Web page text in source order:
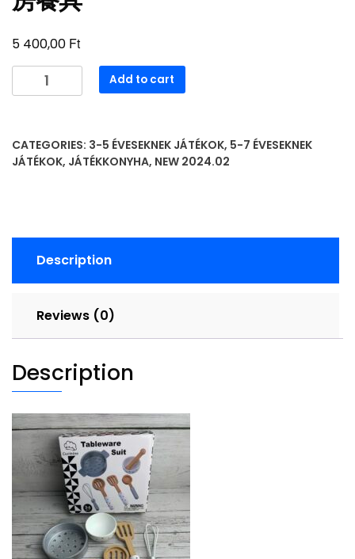
5 400,00 Ft
221118
konyhai
房
餐
Add to cart
CATEGORIES: 3-5 ÉVESEKNEK JÁTÉKOK, 5-7 ÉVESEKNEK
JÁTÉKOK, JÁTÉKKONYHA, NEW 2024.02
Description
Reviews (0)
Description